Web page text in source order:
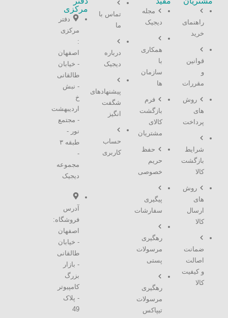
راهنمای
خرید
قوانین
و
مقررات
روش
های
پرداخت
شرایط
بازگشت
کالا
روش
های
ارسال
کالا
ضمانت
اصالت
و کیفیت
کالا
مجله
دیجیک
همکاری
با
سازمان
ها
فرم
بازگشت
کالای
مشتریان
حفظ
حریم
خصوصی
پیگیری
سفارشات
رهگیری
مرسولات
پستی
رهگیری
مرسولات
تیپاکس
تماس با
ما
درباره
دیجیک
پیشنهادهای
شگفت
انگیز
حساب
کاربری
مرکزی
دفتر
مرکزی
:
اصفهان
- خیابان
طالقانی
- نبش
خ
اردیبهشت
- مجتمع
نور -
طبقه ۳
-
مجموعه
دیجیک
آدرس
فروشگاه:
اصفهان
- خیابان
طالقانی
- بازار
بزرگ
کامپیوتر
- پلاک
49